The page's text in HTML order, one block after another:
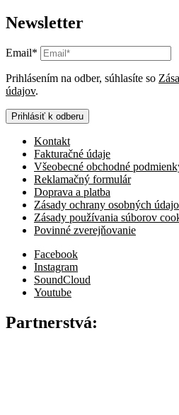
Newsletter
Email*
Prihlásením na odber, súhlasíte so
údajov.
Prihlásiť k odberu
Kontakt
Fakturačné údaje
Všeobecné obchodné
Reklamačný formulár
Doprava a platba
Zásady ochrany osobných
Zásady používania súborov
Povinné zverejňovanie
Facebook
Instagram
SoundCloud
Youtube
Partnerstvá: